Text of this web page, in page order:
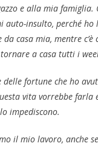
e alla mia famiglia.
auto-insulto, perché
casa mia, mentre c’è
a casa tutti i
delle fortune che ho
vita vorrebbe farla
impediscono.
il mio lavoro, anche se